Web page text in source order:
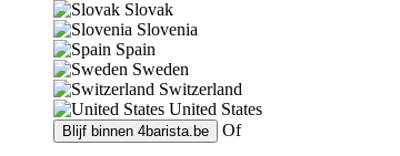
Slovak
Slovenia
Spain
Sweden
Switzerland
United States
Blijf binnen 4barista.be Of